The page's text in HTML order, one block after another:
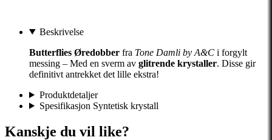
Beskrivelse
Butterflies Øredobber fra Tone Damli by A&C i forgylt
messing – Med en sverm av glitrende krystaller. Disse gir
definitivt antrekket det lille ekstra!
Produktdetaljer
Spesifikasjon Syntetisk krystall
Kanskje du vil like?